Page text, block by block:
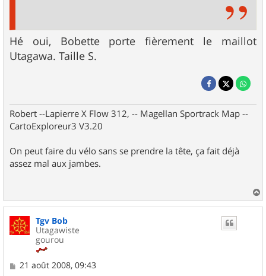
Hé oui, Bobette porte fièrement le maillot
Utagawa. Taille S.
Robert --Lapierre X Flow 312, -- Magellan Sportrack Map --
CartoExploreur3 V3.20
On peut faire du vélo sans se prendre la tête, ça fait déjà
assez mal aux jambes.
a
u
Tgv Bob
Utagawiste
gourou
M
21 août 2008, 09:43